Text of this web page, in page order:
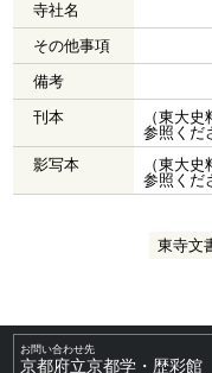
寺社名
その他事項
備考
刊本
（東大
参照くだ
影写本
（東大
参照くだ
東寺文
お問い合わせ先
京都府立京都学・歴彩館